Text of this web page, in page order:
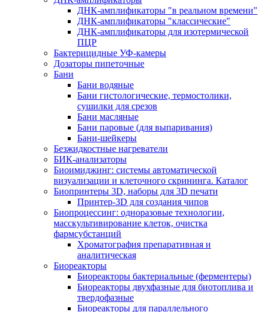
ДНК-амплификаторы "в реальном времени"
ДНК-амплификаторы "классические"
ДНК-амплификаторы для изотермической
ПЦР
Бактерицидные УФ-камеры
Дозаторы пипеточные
Бани
Бани водяные
Бани гистологические, термостолики,
сушилки для срезов
Бани масляные
Бани паровые (для выпаривания)
Бани-шейкеры
Безжидкостные нагреватели
БИК-анализаторы
Биоимиджинг: системы автоматической
визуализации и клеточного скрининга. Каталог
Биопринтеры 3D, наборы для 3D печати
Принтер-3D для создания чипов
Биопроцессинг: одноразовые технологии,
масскультивирование клеток, очистка
фармсубстанций
Хроматография препаративная и
аналитическая
Биореакторы
Биореакторы бактериальные (ферментеры)
Биореакторы двухфазные для биотоплива и
твердофазные
Биореакторы для параллельного